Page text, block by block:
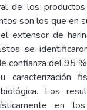
de los
son los que en
extensor de
se
confianza del 95
Los
en